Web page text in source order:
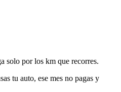
solo por los km que recorres.
tu auto, ese mes no pagas y